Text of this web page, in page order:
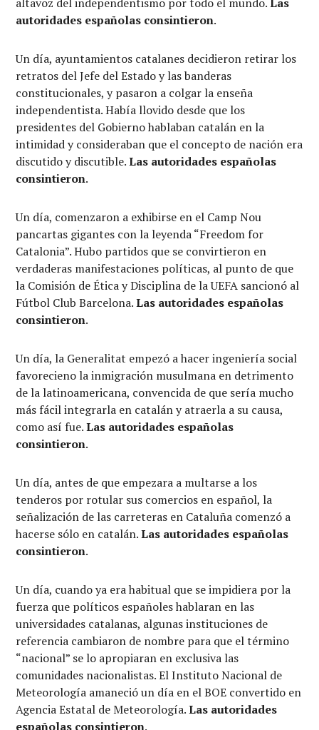
autoridades españolas consintieron.
Un día, ayuntamientos catalanes decidieron retirar los
retratos del Jefe del Estado y las banderas
constitucionales, y pasaron a colgar la enseña
independentista. Había llovido desde que los
presidentes del Gobierno hablaban catalán en la
intimidad y consideraban que el concepto de nación era
discutido y discutible.Las autoridades españolas
consintieron.
Un día, comenzaron a exhibirse en el Camp Nou
pancartas gigantes con la leyenda “Freedom for
Catalonia”. Hubo partidos que se convirtieron en
verdaderas manifestaciones políticas, al punto de que
la Comisión de Ética y Disciplina de la UEFA sancionó al
Fútbol Club Barcelona.Las autoridades españolas
consintieron.
Un día, la Generalitat empezó a hacer ingeniería social
favorecieno la inmigración musulmana en detrimento
de la latinoamericana, convencida de que sería mucho
más fácil integrarla en catalán y atraerla a su causa,
como así fue.Las autoridades españolas
consintieron.
Un día, antes de que empezara a multarse a los
tenderos por rotular sus comercios en español, la
señalización de las carreteras en Cataluña comenzó a
hacerse sólo en catalán.Las autoridades españolas
consintieron.
Un día, cuando ya era habitual que se impidiera por la
fuerza que políticos españoles hablaran en las
universidades catalanas, algunas instituciones de
referencia cambiaron de nombre para que el término
“nacional” se lo apropiaran en exclusiva las
comunidades nacionalistas. El Instituto Nacional de
Meteorología amaneció un día en el BOE convertido en
Agencia Estatal de Meteorología.Las autoridades
españolas consintieron.